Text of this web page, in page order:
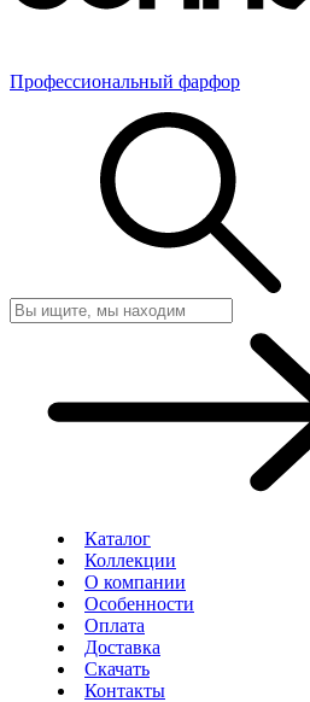
Профессиональный фарфор
Каталог
Коллекции
О компании
Особенности
Оплата
Доставка
Скачать
Контакты